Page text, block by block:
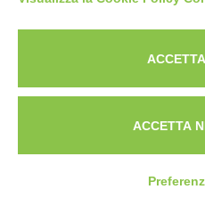
Powered by
ACCETTA